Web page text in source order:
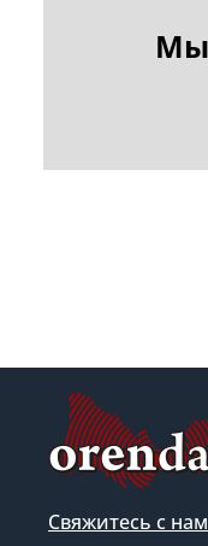
Мы
Свяжитесь с